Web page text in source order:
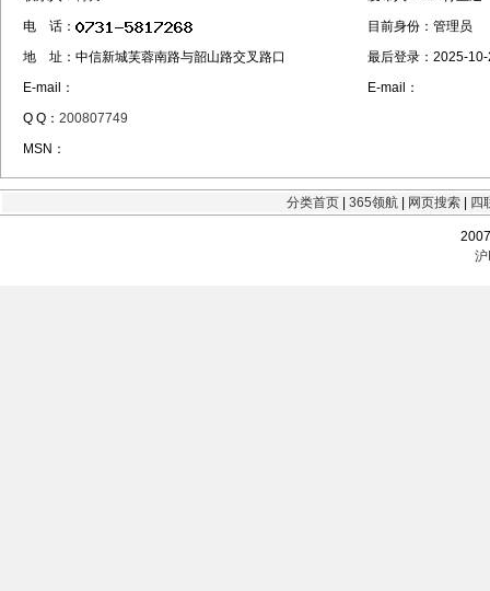
电 话：
地 址：中信新城芙蓉南路与韶山路交叉路口
E-mail：
Q Q： 200807749
MSN：
目前身份： 管理员
最后登录： 2025-
E-mail：
分类首页 365领航 网页搜索 四